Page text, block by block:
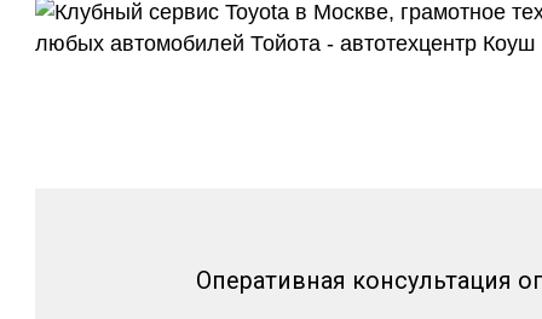
Оперативная консультация